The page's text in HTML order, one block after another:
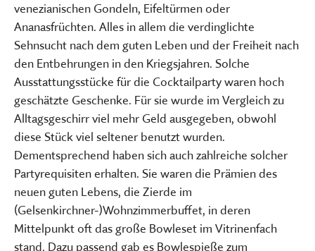
venezianischen Gondeln, Eifeltürmen oder
Ananasfrüchten. Alles in allem die verdinglichte
Sehnsucht nach dem guten Leben und der Freiheit nach
den Entbehrungen in den Kriegsjahren. Solche
Ausstattungsstücke für die Cocktailparty waren hoch
geschätzte Geschenke. Für sie wurde im Vergleich zu
Alltagsgeschirr viel mehr Geld ausgegeben, obwohl
diese Stück viel seltener benutzt wurden.
Dementsprechend haben sich auch zahlreiche solcher
Partyrequisiten erhalten. Sie waren die Prämien des
neuen guten Lebens, die Zierde im
(Gelsenkirchner-)Wohnzimmerbuffet, in deren
Mittelpunkt oft das große Bowleset im Vitrinenfach
stand. Dazu passend gab es Bowlespieße zum